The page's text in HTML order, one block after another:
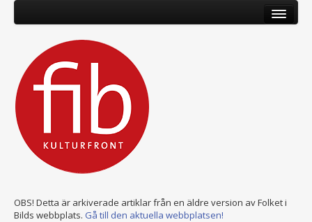
OBS! Detta är arkiverade artiklar från en äldre version av Folket i
Bilds webbplats. Gå till den aktuella webbplatsen!